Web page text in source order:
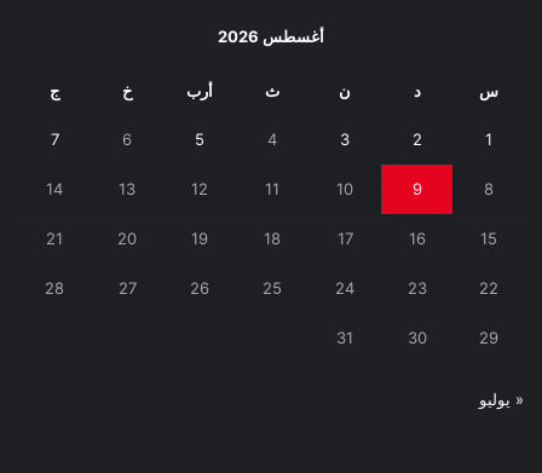
أغسطس 2026
س د ن ث أرب خ ج
1
2
3
4
5
6
7
8
9
10
11
12
13
14
15
16
17
18
19
20
21
22
23
24
25
26
27
28
29
30
31
« يوليو